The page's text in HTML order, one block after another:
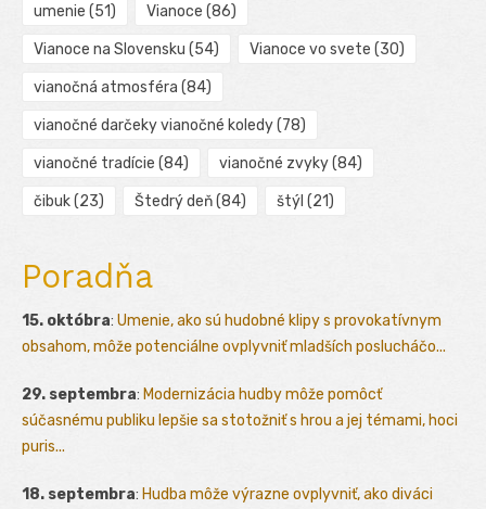
umenie (51) Vianoce (86)
Vianoce na Slovensku (54) Vianoce vo svete (30)
vianočná atmosféra (84)
vianočné darčeky vianočné koledy(78)
vianočné tradície (84) vianočné zvyky(84)
čibuk(23) Štedrý deň(84) štýl (21)
Poradňa
15. októbra: Umenie, ako sú hudobné klipy s provokatívnym
obsahom, môže potenciálne ovplyvniť mladších poslucháčo...
29. septembra: Modernizácia hudby môže pomôcť
súčasnému publiku lepšie sa stotožniť s hrou a jej témami, hoci
puris...
18. septembra: Hudba môže výrazne ovplyvniť, ako diváci